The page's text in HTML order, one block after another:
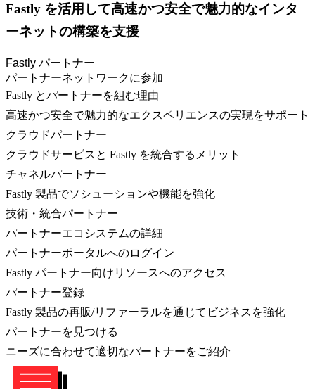
Fastly を活用して高速かつ安全で魅力的なインタ
ーネットの構築を支援
Fastly パートナー
パートナーネットワークに参加
Fastly とパートナーを組む理由
高速かつ安全で魅力的なエクスペリエンスの実現をサポート
クラウドパートナー
クラウドサービスと Fastly を統合するメリット
チャネルパートナー
Fastly 製品でソシューションや機能を強化
技術・統合パートナー
パートナーエコシステムの詳細
パートナーポータルへのログイン
Fastly パートナー向けリソースへのアクセス
パートナー登録
Fastly 製品の再販/リファーラルを通じてビジネスを強化
パートナーを見つける
ニーズに合わせて適切なパートナーをご紹介